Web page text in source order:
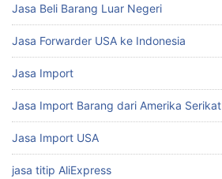
Jasa Beli Barang Luar Negeri
Jasa Forwarder USA ke Indonesia
Jasa Import
Jasa Import Barang dari Amerika Serikat
Jasa Import USA
jasa titip AliExpress